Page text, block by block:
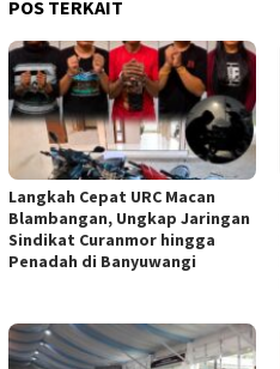
POS TERKAIT
Langkah Cepat URC Macan
Blambangan, Ungkap Jaringan
Sindikat Curanmor hingga
Penadah di Banyuwangi